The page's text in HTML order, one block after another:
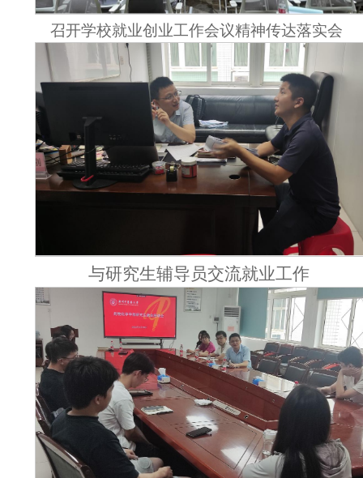
召开学校就业创业工作会议精神传达落实会
与研究生辅导员交流就业工作